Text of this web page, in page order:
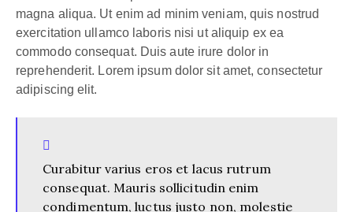
magna aliqua. Ut enim ad minim veniam, quis nostrud
exercitation ullamco laboris nisi ut aliquip ex ea
commodo consequat. Duis aute irure dolor in
reprehenderit. Lorem ipsum dolor sit amet, consectetur
adipiscing elit.
Curabitur varius eros et lacus rutrum
consequat. Mauris sollicitudin enim
condimentum, luctus justo non, molestie